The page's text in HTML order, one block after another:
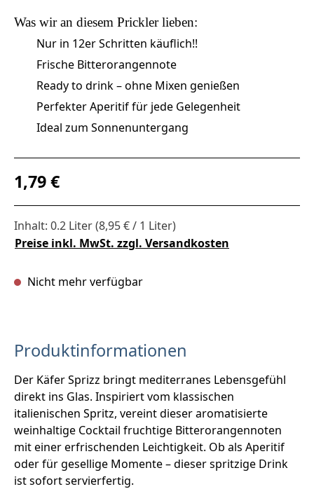
Was wir an diesem Pricklerlieben:
Nur in 12er Schritten käuflich!!
Frische Bitterorangennote
Ready to drink – ohne Mixen genießen
Perfekter Aperitif für jede Gelegenheit
Ideal zum Sonnenuntergang
Regulärer Preis:
1,79 €
Inhalt: 0.2 Liter(8,95 € / 1 Liter)
Preise inkl. MwSt. zzgl. Versandkosten
Nicht mehr verfügbar
Produktinformationen
Der Käfer Sprizz bringt mediterranes Lebensgefühl
direkt ins Glas. Inspiriert vom klassischen
italienischen Spritz, vereint dieser aromatisierte
weinhaltige Cocktail fruchtige Bitterorangennoten
mit einer erfrischenden Leichtigkeit. Ob als Aperitif
oder für gesellige Momente – dieser spritzige Drink
ist sofort servierfertig.